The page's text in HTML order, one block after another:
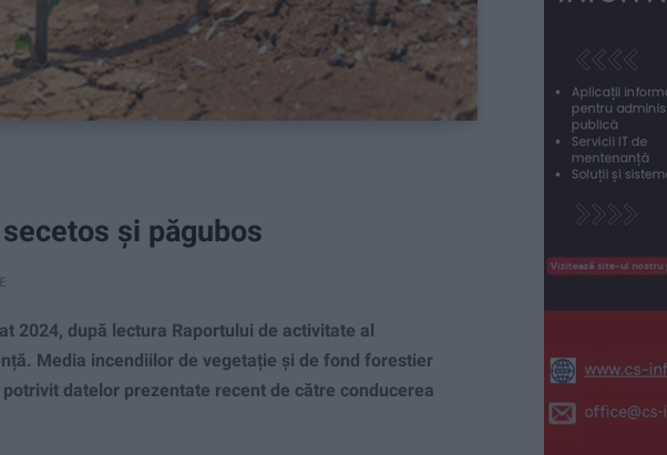
și păgubos
2024, după lectura Raportului de activitate al
Media incendiilor de vegetație și de fond forestier
datelor prezentate recent de către conducerea